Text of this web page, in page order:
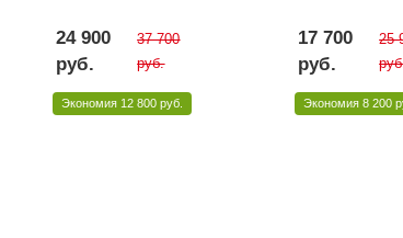
24 900
руб.
37 700
руб.
Экономия 12 800 руб.
17 700
руб.
25
Экономия 8 200